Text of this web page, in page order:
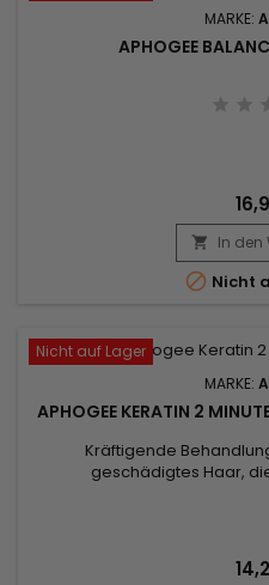
MARKE:
APHOGEE
 In den
 Nicht
Nicht auf Lager
MARKE:
APHOGEE KERATIN 2
Kräftigende
geschädigtes Haar,
geglättetem Haar
zu reparieren,